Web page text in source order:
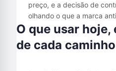
preço, e a decisão de
olhando o que a marca
O que usar hoje,
de cada caminho